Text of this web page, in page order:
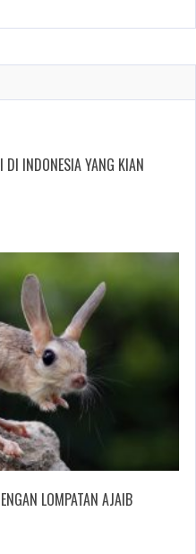
DI INDONESIA YANG KIAN
LOMPATAN AJAIB